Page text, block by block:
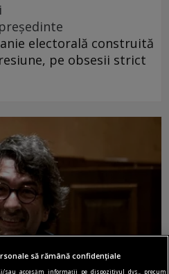
electorală construită
pe obsesii strict
să rămână confidențiale
sau accesăm informații pe dispozitivul dvs., precum